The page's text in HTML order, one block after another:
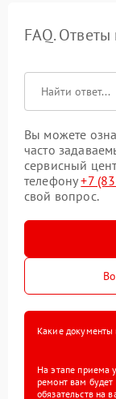
FAQ.
Вы можете
часто
сервисный
телефону+7
свой вопрос.
Какие документы
На этапе приема
ремонт вам будет
обязательств на